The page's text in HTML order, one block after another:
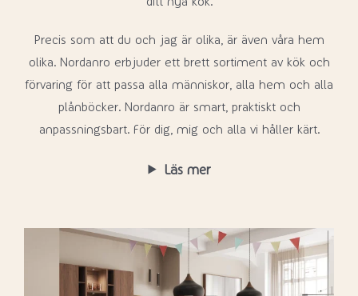
Precis som att du och jag är olika, är även våra hem
olika. Nordanro erbjuder ett brett sortiment av kök och
förvaring för att passa alla människor, alla hem och alla
plånböcker. Nordanro är smart, praktiskt och
anpassningsbart. För dig, mig och alla vi håller kärt.
Läs mer